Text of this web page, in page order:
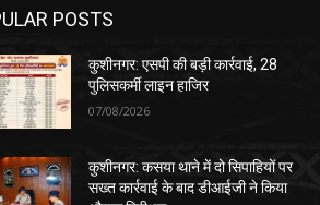
POSTS
कुशीनगर: एसपी की बड़ी कार्रवाई, 28
पुलिसकर्मी लाइन हाजिर
07/08/2026
कुशीनगर: कसया थाने में दो सिपाहियों पर
सख्त कार्रवाई के बाद डीआईजी ने किया